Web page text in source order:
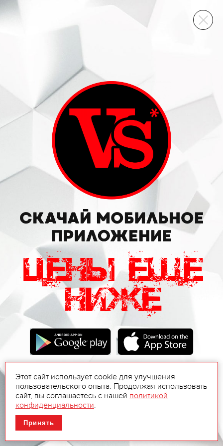
ВИННЫЙ СКЛАД
Этот сайт использует cookie для улучшения
пользовательского опыта. Продолжая использовать
сайт, вы соглашаетесь с нашей политикой
конфиденциальности.
Принять